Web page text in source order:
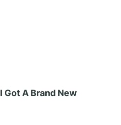
I Got A Brand New